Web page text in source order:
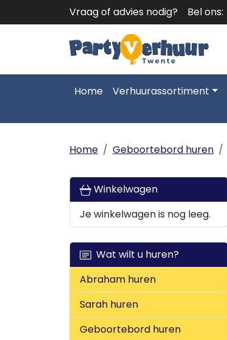
Vraag of advies nodig? Bel ons:
Home Verhuurassortiment
Home Geboortebord huren
Winkelwagen
Je winkelwagen is nog leeg.
Wat wilt u huren?
Abraham huren
Sarah huren
Geboortebord huren